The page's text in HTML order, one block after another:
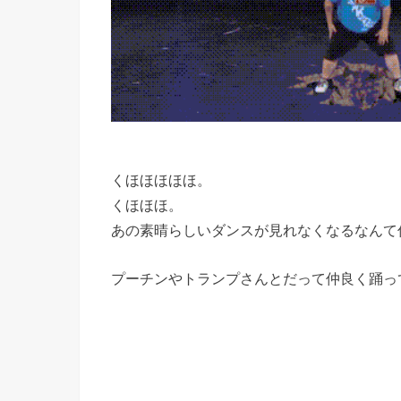
くほほほほほ。
くほほほ。
あの素晴らしいダンスが見れなくなるなん
プーチンやトランプさんとだって仲良く踊